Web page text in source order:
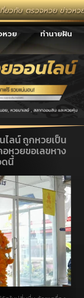
ยวกับ ตรวจหวย ข่าวหว
หวย
ทำนายฝัน
ไลน์ ถูกหวยเป็น
หวยขอเลขหาง
ดนี้